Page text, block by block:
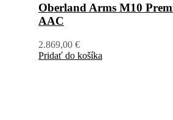
Oberland Arms M10
AAC
2.869,00 €
Pridať do košíka